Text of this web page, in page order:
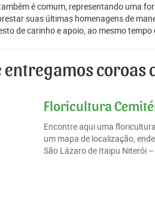
é comum, representando uma
suas últimas homenagens de
de carinho e apoio, ao mesmo
coroas
Floricultura
Encontre aqui uma
um mapa de localização,
São Lázaro de Itaipu Niterói